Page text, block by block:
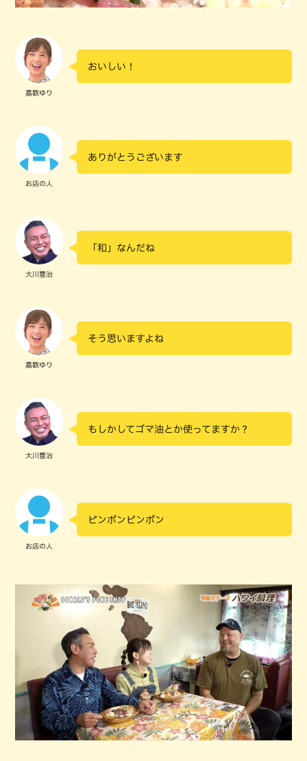
嘉数ゆり
おいしい！
お店の人
ありがとうございます
大川豊治
「和」なんだね
嘉数ゆり
そう思いますよね
大川豊治
もしかしてゴマ油とか使ってますか？
お店の人
ピンポンピンポン